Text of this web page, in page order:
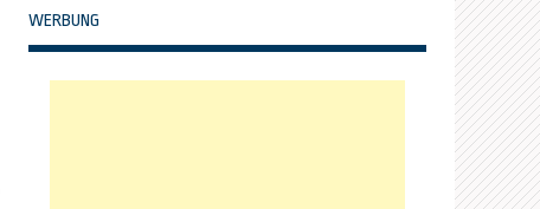
WERBUNG